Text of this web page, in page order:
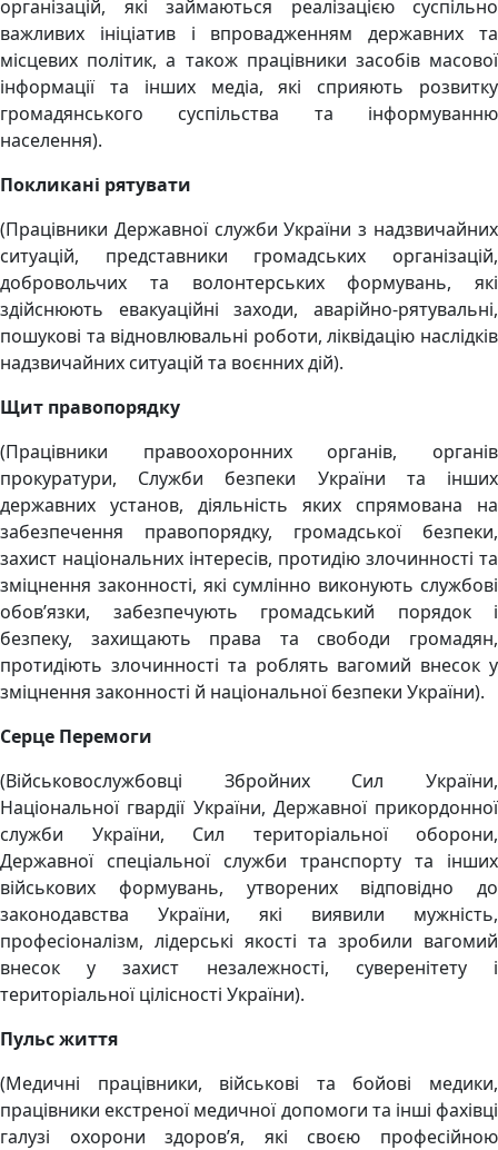
організацій, які займаються реалізацією суспільно
важливих ініціатив і впровадженням державних та
місцевих політик, а також працівники засобів масової
інформації та інших медіа, які сприяють розвитку
громадянського суспільства та інформуванню
населення).
Покликані рятувати
(Працівники Державної служби України з надзвичайних
ситуацій, представники громадських організацій,
добровольчих та волонтерських формувань, які
здійснюють евакуаційні заходи, аварійно-рятувальні,
пошукові та відновлювальні роботи, ліквідацію наслідків
надзвичайних ситуацій та воєнних дій).
Щит правопорядку
(Працівники правоохоронних органів, органів
прокуратури, Служби безпеки України та інших
державних установ, діяльність яких спрямована на
забезпечення правопорядку, громадської безпеки,
захист національних інтересів, протидію злочинності та
зміцнення законності, які сумлінно виконують службові
обов’язки, забезпечують громадський порядок і
безпеку, захищають права та свободи громадян,
протидіють злочинності та роблять вагомий внесок у
зміцнення законності й національної безпеки України).
Серце Перемоги
(Військовослужбовці Збройних Сил України,
Національної гвардії України, Державної прикордонної
служби України, Сил територіальної оборони,
Державної спеціальної служби транспорту та інших
військових формувань, утворених відповідно до
законодавства України, які виявили мужність,
професіоналізм, лідерські якості та зробили вагомий
внесок у захист незалежності, суверенітету і
територіальної цілісності України).
Пульс життя
(Медичні працівники, військові та бойові медики,
працівники екстреної медичної допомоги та інші фахівці
галузі охорони здоров’я, які своєю професійною